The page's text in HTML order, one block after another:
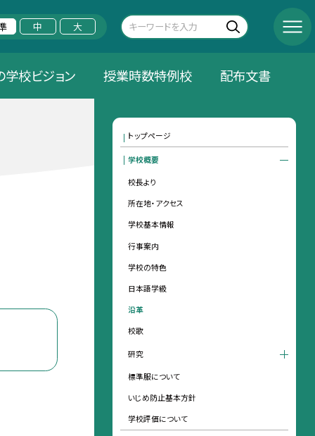
中 大
学校ビジョン 授業時数特例校 配布文書
トップページ
学校概要
校長より
所在地・アクセス
学校基本情報
行事案内
学校の特色
日本語学級
沿革
校歌
研究
標準服について
いじめ防止基本方針
学校評価について